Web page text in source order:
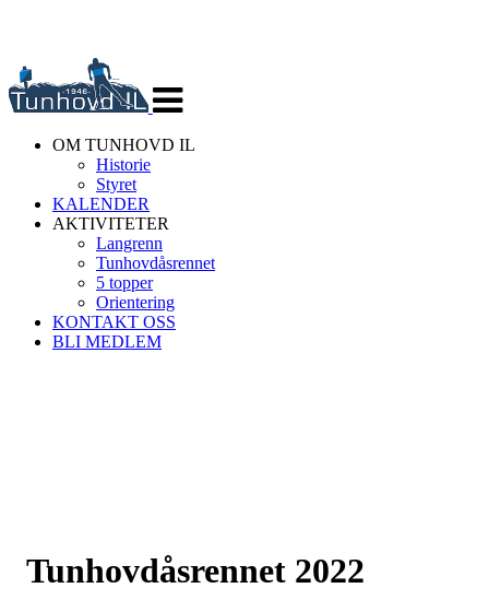
navigasjon
OM TUNHOVD IL
Historie
Styret
KALENDER
AKTIVITETER
Langrenn
Tunhovdåsrennet
5 topper
Orientering
KONTAKT OSS
BLI MEDLEM
Tunhovdåsrennet 2022